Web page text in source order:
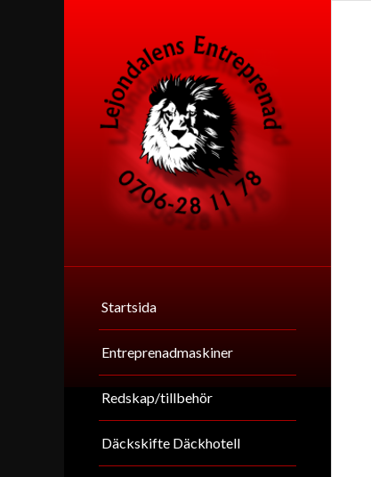
Startsida
Entreprenadmaskiner
Redskap/tillbehör
Däckskifte Däckhotell